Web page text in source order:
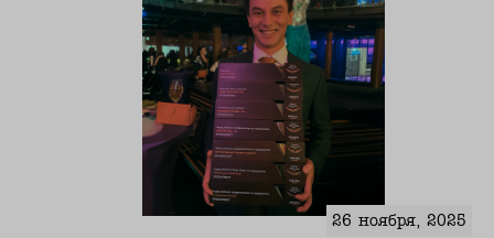
26 ноября, 2025